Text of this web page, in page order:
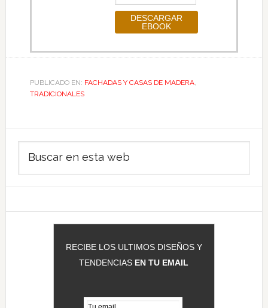
PUBLICADO EN: FACHADAS Y CASAS DE MADERA,
TRADICIONALES
Barra
lateral
principal
RECIBE LOS ULTIMOS DISEÑOS Y
TENDENCIAS EN TU EMAIL